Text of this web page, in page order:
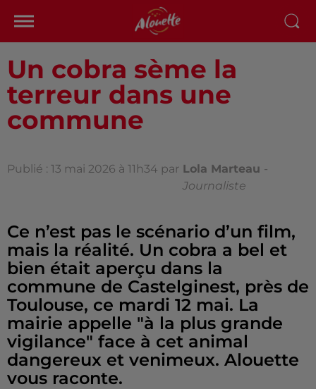
Un cobra sème la
terreur dans une
commune
Publié : 13 mai 2026 à 11h34 par Lola Marteau -
Journaliste
Ce n’est pas le scénario d’un film,
mais la réalité. Un cobra a bel et
bien était aperçu dans la
commune de Castelginest, près de
Toulouse, ce mardi 12 mai. La
mairie appelle "à la plus grande
vigilance" face à cet animal
dangereux et venimeux. Alouette
vous raconte.